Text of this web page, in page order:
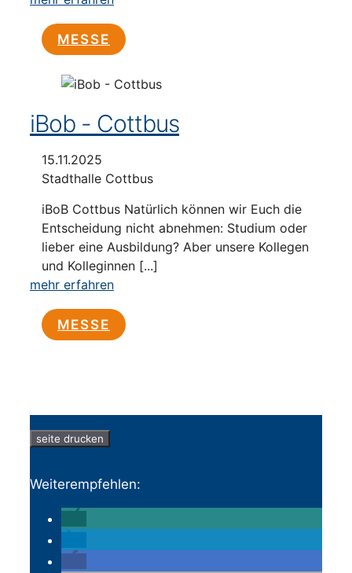
MESSE
iBob - Cottbus
15.11.2025
Stadthalle Cottbus
iBoB Cottbus Natürlich können wir Euch die
Entscheidung nicht abnehmen: Studium oder
lieber eine Ausbildung? Aber unsere Kollegen
und Kolleginnen [...]
mehr erfahren
MESSE
seite drucken
Weiterempfehlen: